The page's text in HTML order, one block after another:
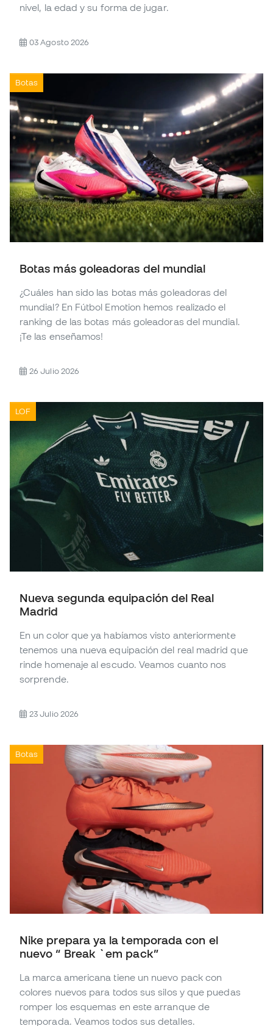
nivel, la edad y su forma de jugar.
03 Agosto 2026
Botas
Botas más goleadoras del mundial
¿Cuáles han sido las botas más goleadoras del
mundial? En Fútbol Emotion hemos realizado el
ranking de las botas más goleadoras del mundial.
¡Te las enseñamos!
26 Julio 2026
LOF
Nueva segunda equipación del Real
Madrid
En un color que ya habíamos visto anteriormente
tenemos una nueva equipación del real madrid que
rinde homenaje al escudo. Veamos cuanto nos
sorprende.
23 Julio 2026
Botas
Nike prepara ya la temporada con el
nuevo “ Break `em pack”
La marca americana tiene un nuevo pack con
colores nuevos para todos sus silos y que puedas
romper los esquemas en este arranque de
temporada. Veamos todos sus detalles.